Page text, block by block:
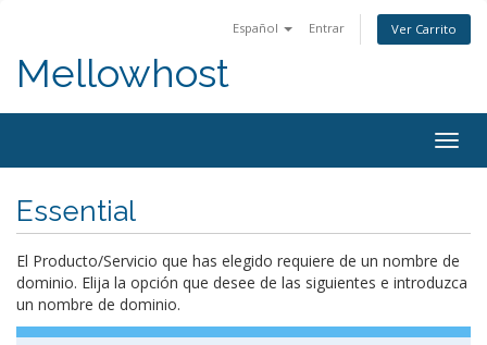
Español Entrar Ver Carrito
Mellowhost
Essential
El Producto/Servicio que has elegido requiere de un nombre de
dominio. Elija la opción que desee de las siguientes e introduzca
un nombre de dominio.